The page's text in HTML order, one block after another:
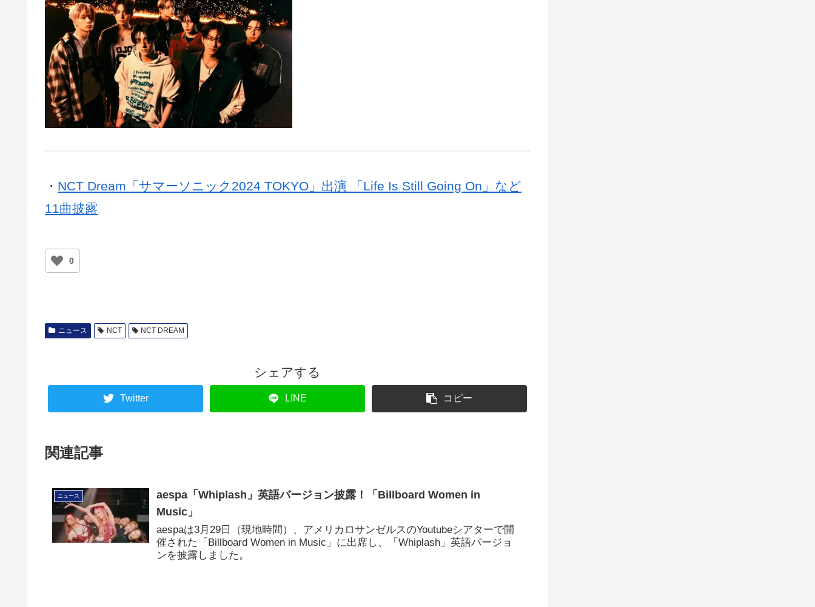
・ NCT Dream「サマーソニック2024 TOKYO」出演 「Life Is Still Going On」など
11曲披露
0
ニュース NCT NCT DREAM
シェアする
Twitter LINE コピー
関連記事
ニュース
aespa「Whiplash」英語バージョン披露！「Billboard Women in
Music」
aespaは3月29日（現地時間）、アメリカロサンゼルスのYoutubeシアターで開
催された「Billboard Women in Music」に出席し、「Whiplash」英語バージョ
ンを披露しました。